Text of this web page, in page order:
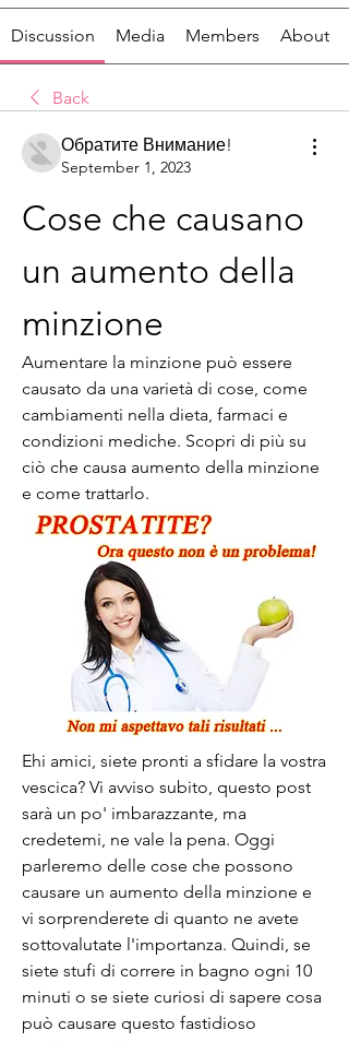
Discussion Media Members About
Back
Обратите Внимание!
September 1, 2023
Cose che causano
un aumento della
minzione
Aumentare la minzione può essere
causato da una varietà di cose, come
cambiamenti nella dieta, farmaci e
condizioni mediche. Scopri di più su
ciò che causa aumento della minzione
e come trattarlo.
Ehi amici, siete pronti a sfidare la vostra
vescica? Vi avviso subito, questo post
sarà un po' imbarazzante, ma
credetemi, ne vale la pena. Oggi
parleremo delle cose che possono
causare un aumento della minzione e
vi sorprenderete di quanto ne avete
sottovalutate l'importanza. Quindi, se
siete stufi di correre in bagno ogni 10
minuti o se siete curiosi di sapere cosa
può causare questo fastidioso